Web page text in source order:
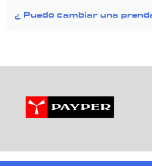
¿ Puedo cambiar una